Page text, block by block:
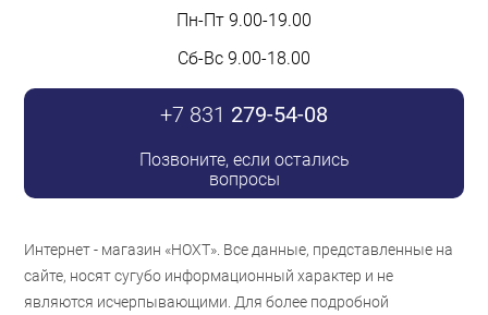
Пн-Пт 9.00-19.00
Сб-Вс 9.00-18.00
+7 831 279-54-08
Позвоните, если остались
вопросы
Интернет - магазин «НОХТ». Все данные, представленные на
сайте, носят сугубо информационный характер и не
являются исчерпывающими. Для более подробной